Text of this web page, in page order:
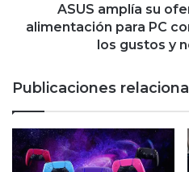
con
los
gustos
y
necesidades
ASUS amplía su
alimentación para PC
los gustos y
Publicaciones